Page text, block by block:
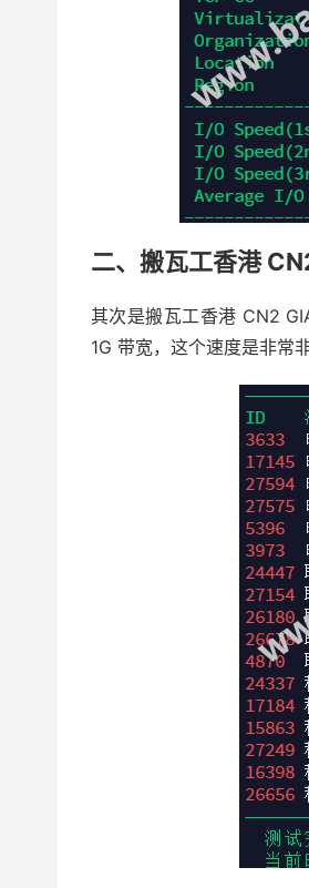
二、搬瓦工香港
其次是搬瓦工香港 CN2
1G 带宽，这个速度是非常